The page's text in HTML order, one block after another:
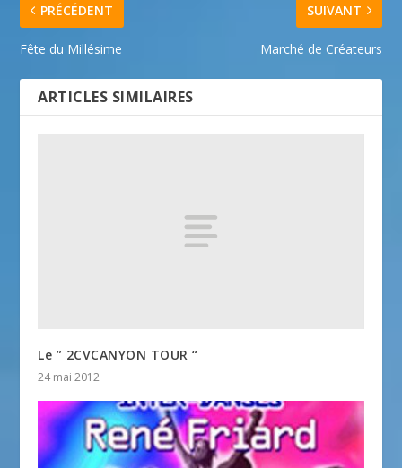
PRÉCÉDENT
Fête du Millésime
SUIVANT
Marché de Créateurs
ARTICLES SIMILAIRES
Le ” 2CVCANYON TOUR “
24 mai 2012